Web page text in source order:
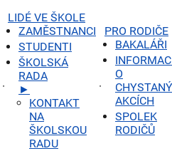
·
LIDÉ VE ŠKOLE
ZAMĚSTNANCI
STUDENTI
ŠKOLSKÁ
RADA
►
KONTAKT
NA
ŠKOLSKOU
RADU
·
PRO RODIČE
BAKALÁŘI
O
AKCÍCH
SPOLEK
RODIČŮ